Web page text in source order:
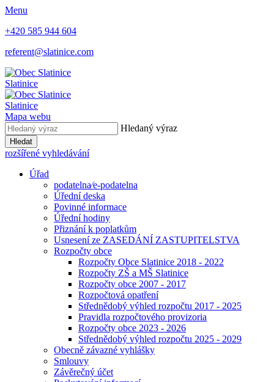
Menu
+420 585 944 604
referent@slatinice.com
Slatinice
Slatinice
Mapa webu
Hledaný výraz
Hledat
rozšířené vyhledávání
Úřad
podatelna⁄e-podatelna
Úřední deska
Povinné informace
Úřední hodiny
Přiznání k poplatkům
Usnesení ze ZASEDÁNÍ ZASTUPITELSTVA
Rozpočty obce
Rozpočty Obce Slatinice 2018 - 2022
Rozpočty ZŠ a MŠ Slatinice
Rozpočty obce 2007 - 2017
Rozpočtová opatření
Střednědobý výhled rozpočtu 2017 - 2025
Pravidla rozpočtového provizoria
Rozpočty obce 2023 - 2026
Střednědobý výhled rozpočtu 2025 - 2029
Obecně závazné vyhlášky
Smlouvy
Závěrečný účet